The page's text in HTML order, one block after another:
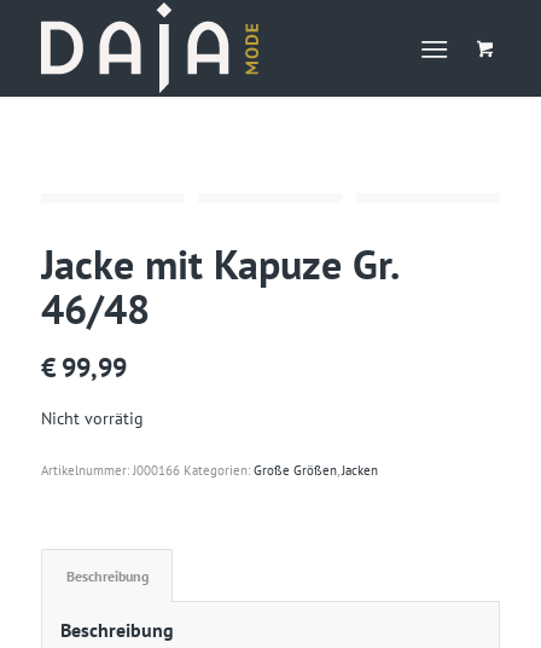
Jacke mit Kapuze Gr.
46/48
€ 99,99
Nicht vorrätig
Artikelnummer:J000166 Kategorien: Große Größen,Jacken
Beschreibung
Beschreibung